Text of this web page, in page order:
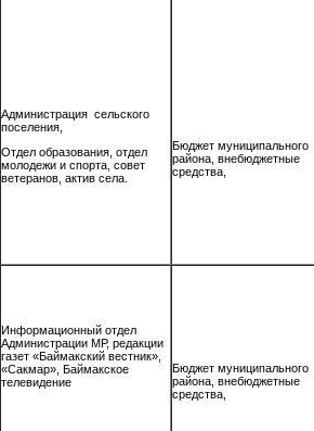
Администрация сельского
поселения,
Отдел образования, отдел
молодежи и спорта, совет
ветеранов, актив села.
Бюджет муниципального
района, внебюджетные
средства,
Информационный отдел
Администрации МР, редакции
газет «Баймакский вестник»,
«Сакмар», Баймакское
телевидение
Бюджет муниципального
района, внебюджетные
средства,